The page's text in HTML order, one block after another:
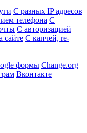
С разных IP адресов
телефона С
С авторизацией
сайте С капчей, re-
формы Change.org
Вконтакте